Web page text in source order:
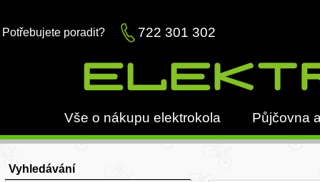
Potřebujete poradit? 722 301 302
Vše o nákupu elektrokola Půjčovna
Vyhledávání